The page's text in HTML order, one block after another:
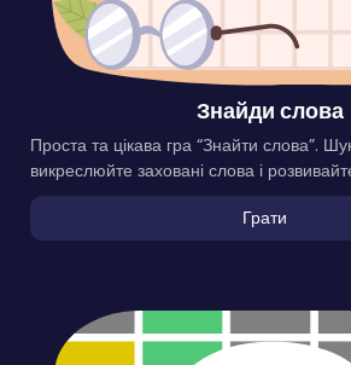
Знайди слова
Проста та цікава гра “Знайти слова”.
викреслюйте заховані слова і
Грати